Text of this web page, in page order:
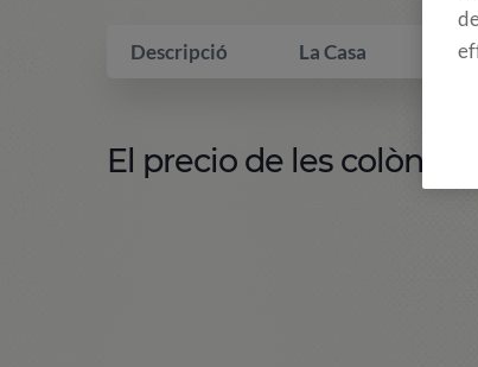
Descripció La Casa
El precio de les colònies